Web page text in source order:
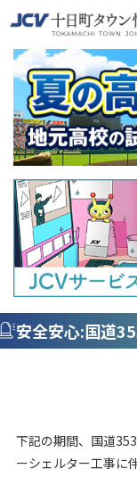
安全安心:国道
下記の期間、国道
ーシェルター工事に